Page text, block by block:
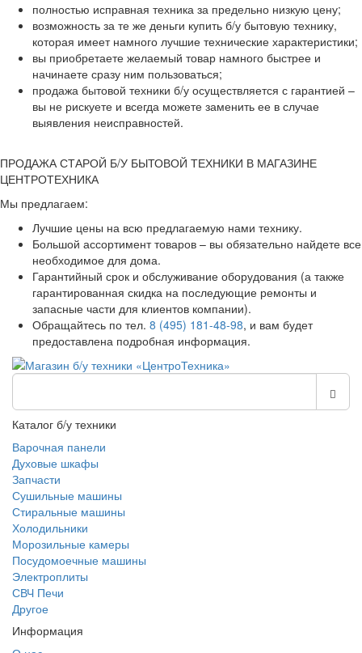
полностью исправная техника за предельно низкую цену;
возможность за те же деньги купить б/у бытовую технику,
которая имеет намного лучшие технические характеристики;
вы приобретаете желаемый товар намного быстрее и
начинаете сразу ним пользоваться;
продажа бытовой техники б/у осуществляется с гарантией –
вы не рискуете и всегда можете заменить ее в случае
выявления неисправностей.
ПРОДАЖА СТАРОЙ Б/У БЫТОВОЙ ТЕХНИКИ В МАГАЗИНЕ
ЦЕНТРОТЕХНИКА
Мы предлагаем:
Лучшие цены на всю предлагаемую нами технику.
Большой ассортимент товаров – вы обязательно найдете все
необходимое для дома.
Гарантийный срок и обслуживание оборудования (а также
гарантированная скидка на последующие ремонты и
запасные части для клиентов компании).
Обращайтесь по тел. 8 (495) 181-48-98, и вам будет
предоставлена подробная информация.
Каталог б/у техники
Варочная панели
Духовые шкафы
Запчасти
Сушильные машины
Стиральные машины
Холодильники
Морозильные камеры
Посудомоечные машины
Электроплиты
СВЧ Печи
Другое
Информация